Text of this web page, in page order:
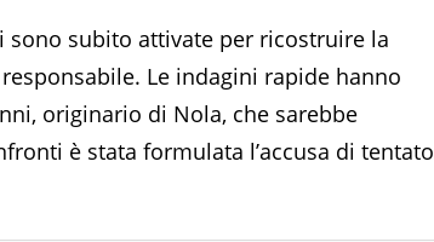
sono subito attivate per ricostruire la
Le indagini rapide hanno
originario di Nola, che sarebbe
è stata formulata l’accusa di tentato